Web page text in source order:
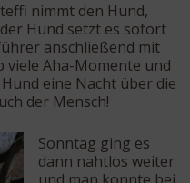
nimmt den Hund,
Hund setzt es sofort
anschließend mit
viele Aha-Momente und
eine Nacht über die
der Mensch!
Sonntag ging es
dann nahtlos weiter